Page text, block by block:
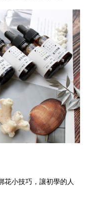
花小技巧，讓初學的人